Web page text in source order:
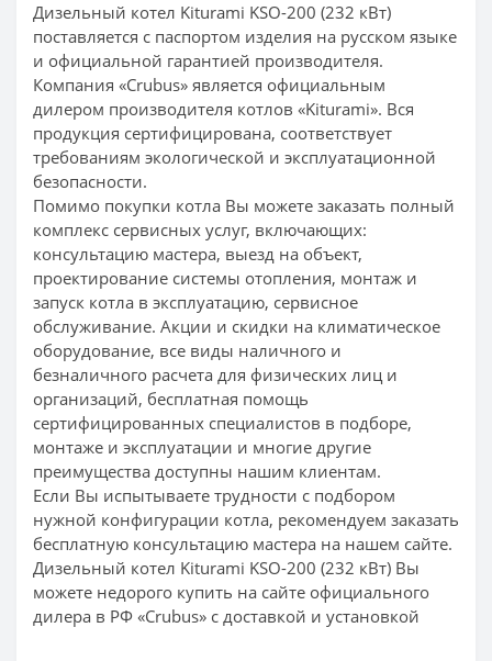
Дизельный котел Kiturami KSO-200 (232 кВт)
поставляется с паспортом изделия на русском языке
и официальной гарантией производителя.
Компания «Crubus» является официальным
дилером производителя котлов «Kiturami». Вся
продукция сертифицирована, соответствует
требованиям экологической и эксплуатационной
безопасности.
Помимо покупки котла Вы можете заказать полный
комплекс сервисных услуг, включающих:
консультацию мастера, выезд на объект,
проектирование системы отопления, монтаж и
запуск котла в эксплуатацию, сервисное
обслуживание. Акции и скидки на климатическое
оборудование, все виды наличного и
безналичного расчета для физических лиц и
организаций, бесплатная помощь
сертифицированных специалистов в подборе,
монтаже и эксплуатации и многие другие
преимущества доступны нашим клиентам.
Если Вы испытываете трудности с подбором
нужной конфигурации котла, рекомендуем заказать
бесплатную консультацию мастера на нашем сайте.
Дизельный котел Kiturami KSO-200 (232 кВт) Вы
можете недорого купить на сайте официального
дилера в РФ «Crubus» с доставкой и установкой